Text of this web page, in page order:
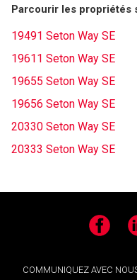
Parcourir les propriétés
19491 Seton Way SE
19611 Seton Way SE
19655 Seton Way SE
19656 Seton Way SE
20330 Seton Way SE
20333 Seton Way SE
Facebook
COMMUNIQUEZ AVEC